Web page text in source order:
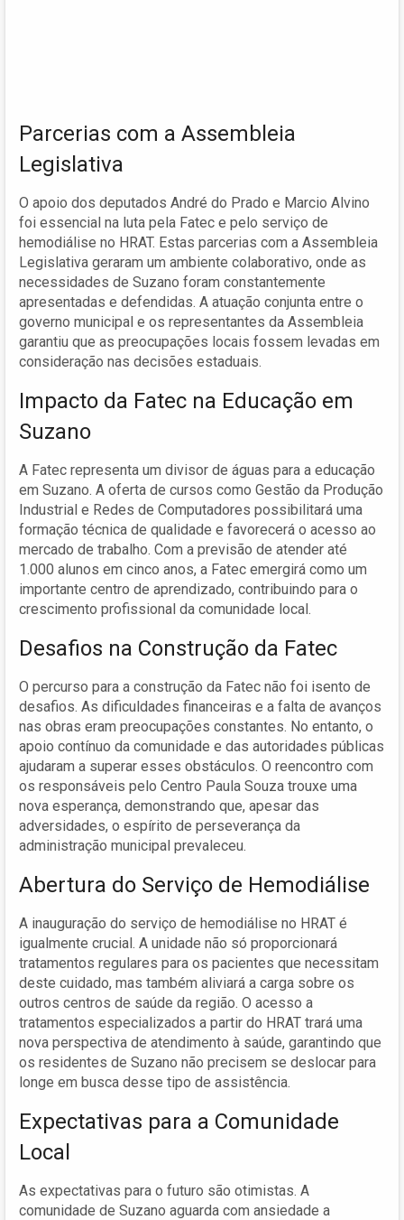
Parcerias com a Assembleia
Legislativa
O apoio dos deputados André do Prado e Marcio Alvino
foi essencial na luta pela Fatec e pelo serviço de
hemodiálise no HRAT. Estas parcerias com a Assembleia
Legislativa geraram um ambiente colaborativo, onde as
necessidades de Suzano foram constantemente
apresentadas e defendidas. A atuação conjunta entre o
governo municipal e os representantes da Assembleia
garantiu que as preocupações locais fossem levadas em
consideração nas decisões estaduais.
Impacto da Fatec na Educação em
Suzano
A Fatec representa um divisor de águas para a educação
em Suzano. A oferta de cursos como Gestão da Produção
Industrial e Redes de Computadores possibilitará uma
formação técnica de qualidade e favorecerá o acesso ao
mercado de trabalho. Com a previsão de atender até
1.000 alunos em cinco anos, a Fatec emergirá como um
importante centro de aprendizado, contribuindo para o
crescimento profissional da comunidade local.
Desafios na Construção da Fatec
O percurso para a construção da Fatec não foi isento de
desafios. As dificuldades financeiras e a falta de avanços
nas obras eram preocupações constantes. No entanto, o
apoio contínuo da comunidade e das autoridades públicas
ajudaram a superar esses obstáculos. O reencontro com
os responsáveis pelo Centro Paula Souza trouxe uma
nova esperança, demonstrando que, apesar das
adversidades, o espírito de perseverança da
administração municipal prevaleceu.
Abertura do Serviço de Hemodiálise
A inauguração do serviço de hemodiálise no HRAT é
igualmente crucial. A unidade não só proporcionará
tratamentos regulares para os pacientes que necessitam
deste cuidado, mas também aliviará a carga sobre os
outros centros de saúde da região. O acesso a
tratamentos especializados a partir do HRAT trará uma
nova perspectiva de atendimento à saúde, garantindo que
os residentes de Suzano não precisem se deslocar para
longe em busca desse tipo de assistência.
Expectativas para a Comunidade
Local
As expectativas para o futuro são otimistas. A
comunidade de Suzano aguarda com ansiedade a